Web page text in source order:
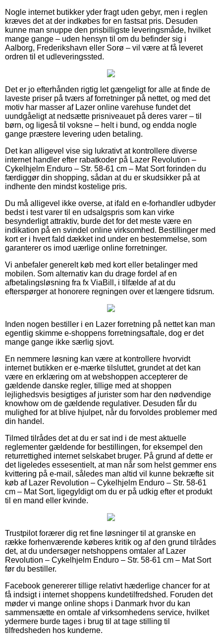
Nogle internet butikker yder fragt uden gebyr, men i reglen
kræves det at der indkøbes for en fastsat pris. Desuden
kunne man snuppe den prisbilligste leveringsmåde, hvilket
mange gange – uden hensyn til om du befinder sig i
Aalborg, Frederikshavn eller Sorø – vil være at få leveret
ordren til et udleveringssted.
Det er jo efterhånden rigtig let gængeligt for alle at finde de
laveste priser på tværs af forretninger på nettet, og med det
motiv har masser af Lazer online varehuse fundet det
uundgåeligt at nedsætte prisniveauet på deres varer – til
børn, og ligeså til voksne – helt i bund, og endda nogle
gange præstere levering uden betaling.
Det kan alligevel vise sig lukrativt at kontrollere diverse
internet handler efter rabatkoder på Lazer Revolution –
Cykelhjelm Enduro – Str. 58-61 cm – Mat Sort forinden du
færdiggør din shopping, sådan at du er skudsikker på at
indhente den mindst kostelige pris.
Du må alligevel ikke overse, at ifald en e-forhandler udbyder
bedst i test varer til en udsalgspris som kan virke
besynderligt attraktiv, burde det for det meste være en
indikation på en svindel online virksomhed. Bestillinger med
kort er i hvert fald dækket ind under en bestemmelse, som
garanterer os imod uærlige online forretninger.
Vi anbefaler generelt køb med kort eller betalinger med
mobilen. Som alternativ kan du drage fordel af en
afbetalingsløsning fra fx ViaBill, i tilfælde af at du
efterspørger at honorere regningen over et længere tidsrum.
Inden nogen bestiller i en Lazer forretning på nettet kan man
egentlig skimme e-shoppens forretningsaftale, dog er det
mange gange ikke særlig sjovt.
En nemmere løsning kan være at kontrollere hvorvidt
internet butikken er e-mærke tilsluttet, grundet at det kan
være en erklæring om at webshoppen accepterer de
gældende danske regler, tillige med at shoppen
lejlighedsvis besigtiges af jurister som har den nødvendige
knowhow om de gældende regulativer. Desuden får du
mulighed for at blive hjulpet, når du forvoldes problemer med
din handel.
Tilmed tilrådes det at du er sat ind i de mest aktuelle
reglementer gældende for bestillingen, for eksempel den
returrettighed internet selskabet bruger. På grund af dette er
det ligeledes essesentielt, at man når som helst gemmer ens
kvittering på e-mail, således man altid vil kunne bekræfte sit
køb af Lazer Revolution – Cykelhjelm Enduro – Str. 58-61
cm – Mat Sort, ligegyldigt om du er på udkig efter et produkt
til en mand eller kvinde.
Trustpilot forærer dig ret fine løsninger til at granske en
række forhenværende køberes kritik og af den grund tilrådes
det, at du undersøger netshoppens omtaler af Lazer
Revolution – Cykelhjelm Enduro – Str. 58-61 cm – Mat Sort
før du bestiller.
Facebook genererer tillige relativt hæderlige chancer for at
få indsigt i internet shoppens kundetilfredshed. Foruden det
møder vi mange online shops i Danmark hvor du kan
sammensætte en omtale af virksomhedens service, hvilket
ydermere burde tages i brug til at tage stilling til
tilfredsheden hos kunderne.